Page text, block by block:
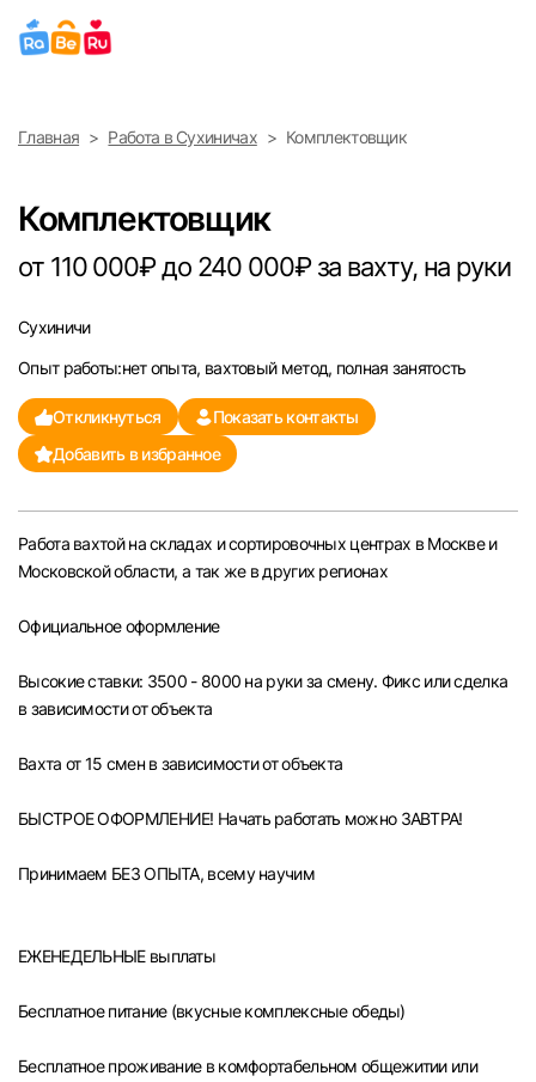
Выберите город
Санкт-Петербург
Ижевск
Екатеринбург
Саратов
Казань
Челябинск
Пермь
Самара
Оренбург
Волгоград
Ульяновск
Курган
Уфа
Главная Работа в Сухиничах Комплектовщик
Комплектовщик
от 110 000₽ до 240 000₽ за вахту, на руки
Сухиничи
Опыт работы:нет опыта, вахтовый метод, полная занятость
Откликнуться
Показать контакты
Добавить в избранное
Работа вахтой на складах и сортировочных центрах в Москве и
Московской области, а так же в других регионах
Официальное оформление
Высокие ставки: 3500 - 8000 на руки за смену. Фикс или сделка
в зависимости от объекта
Вахта от 15 смен в зависимости от объекта
БЫСТРОЕ ОФОРМЛЕНИЕ! Начать работать можно ЗАВТРА!
Принимаем БЕЗ ОПЫТА, всему научим
ЕЖЕНЕДЕЛЬНЫЕ выплаты
Бесплатное питание (вкусные комплексные обеды)
Бесплатное проживание в комфортабельном общежитии или